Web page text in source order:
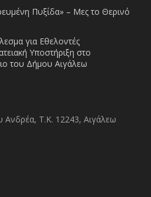
Πυξίδα» – Μες το Θερινό
για Εθελοντές
Υποστήριξη στο
του Δήμου Αιγάλεω
Ανδρέα, Τ.Κ. 12243, Αιγάλεω